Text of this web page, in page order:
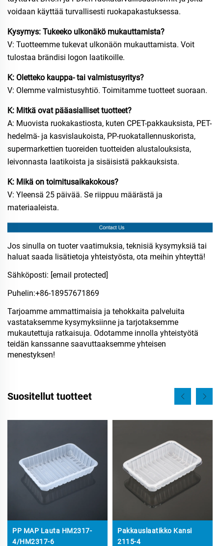
voidaan käyttää turvallisesti ruokapakastuksessa.
Kysymys: Tukeeko ulkonäkö mukauttamista?
V: Tuotteemme tukevat ulkonäön mukauttamista. Voit
tulostaa brändisi logon laatikoille.
K: Oletteko kauppa- tai valmistusyritys?
V: Olemme valmistusyhtiö. Toimitamme tuotteet suoraan.
K: Mitkä ovat pääasialliset tuotteet?
A: Muovista ruokakastiosta, kuten CPET-pakkauksista, PET-
hedelmä- ja kasvislaukoista, PP-ruokatallennuskorista,
supermarkettien tuoreiden tuotteiden alustalouksista,
leivonnasta laatikoista ja sisäisistä pakkauksista.
K: Mikä on toimitusaikakokous?
V: Yleensä 25 päivää. Se riippuu määrästä ja
materiaaleista.
Jos sinulla on tuoter vaatimuksia, teknisiä kysymyksiä tai
haluat saada lisätietoja yhteistyösta, ota meihin yhteyttä!
Sähköposti: [email protected]
Puhelin:​+86-18957671869
Tarjoamme ammattimaisia ja tehokkaita palveluita
vastataksemme kysymyksiinne ja tarjotaksemme
mukautettuja ratkaisuja. Odotamme innolla yhteistyötä
teidän kanssanne saavuttaaksemme yhteisen
menestyksen!
Suositellut tuotteet
PP MAP Lauta HM2317-
4/HM2317-6
Pakkauslaatikko Kansi
2115-4